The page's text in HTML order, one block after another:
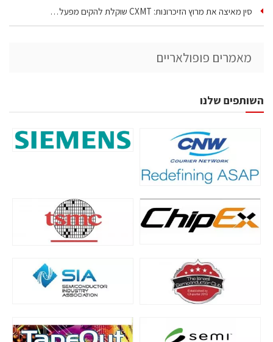
סין מאיצה את מרוץ הזיכרונות: CXMT שוקלת להקים מפעל…
מאמרים פופולאריים
השותפים שלנו